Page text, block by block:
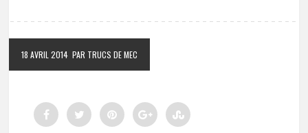
18 AVRIL 2014 PAR TRUCS DE MEC